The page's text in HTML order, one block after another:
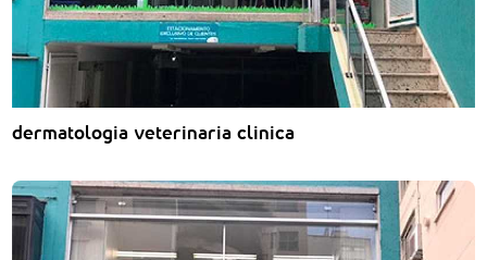
dermatologia veterinaria clinica